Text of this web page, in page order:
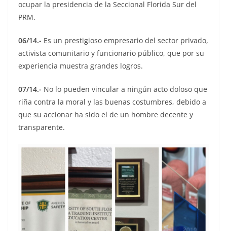
ocupar la presidencia de la Seccional Florida Sur del
PRM.
06/14.- Es un prestigioso empresario del sector privado,
activista comunitario y funcionario público, que por su
experiencia muestra grandes logros.
07/14.- No lo pueden vincular a ningún acto doloso que
riña contra la moral y las buenas costumbres, debido a
que su accionar ha sido el de un hombre decente y
transparente.